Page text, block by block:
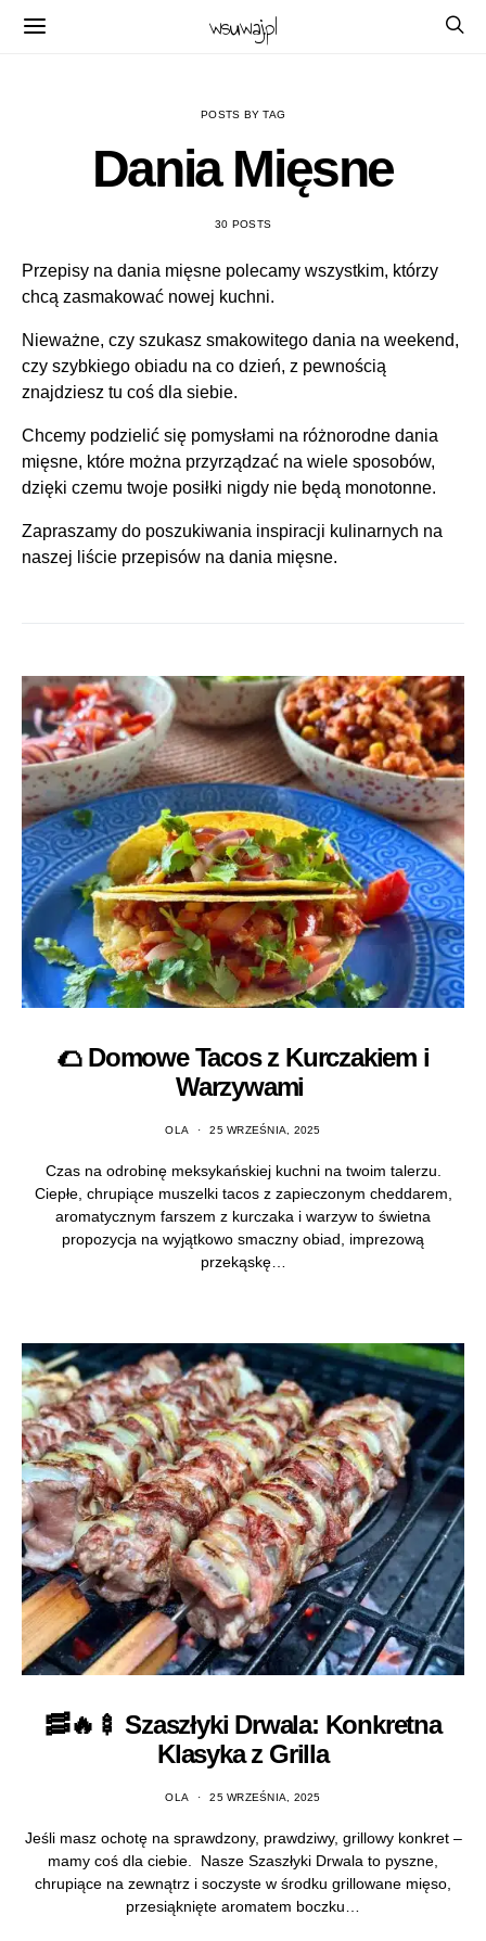
wsuwaj.pl
POSTS BY TAG
Dania Mięsne
30 POSTS
Przepisy na dania mięsne polecamy wszystkim, którzy
chcą zasmakować nowej kuchni.
Nieważne, czy szukasz smakowitego dania na weekend,
czy szybkiego obiadu na co dzień, z pewnością
znajdziesz tu coś dla siebie.
Chcemy podzielić się pomysłami na różnorodne dania
mięsne, które można przyrządzać na wiele sposobów,
dzięki czemu twoje posiłki nigdy nie będą monotonne.
Zapraszamy do poszukiwania inspiracji kulinarnych na
naszej liście przepisów na dania mięsne.
🌮 Domowe Tacos z Kurczakiem i
Warzywami
OLA 25 WRZEŚNIA, 2025
Czas na odrobinę meksykańskiej kuchni na twoim talerzu.
Ciepłe, chrupiące muszelki tacos z zapieczonym cheddarem,
aromatycznym farszem z kurczaka i warzyw to świetna
propozycja na wyjątkowo smaczny obiad, imprezową
przekąskę…
🥓🔥🍢 Szaszłyki Drwala: Konkretna
Klasyka z Grilla
OLA 25 WRZEŚNIA, 2025
Jeśli masz ochotę na sprawdzony, prawdziwy, grillowy konkret –
mamy coś dla ciebie. Nasze Szaszłyki Drwala to pyszne,
chrupiące na zewnątrz i soczyste w środku grillowane mięso,
przesiąknięte aromatem boczku…